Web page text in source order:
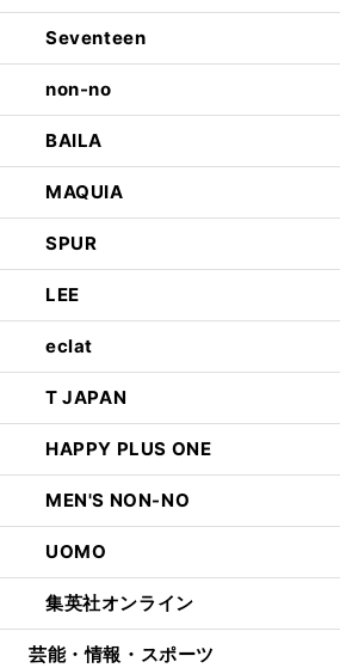
Seventeen
non-no
BAILA
MAQUIA
SPUR
LEE
eclat
T JAPAN
HAPPY PLUS ONE
MEN'S NON-NO
UOMO
集英社オンライン
芸能・情報・スポーツ